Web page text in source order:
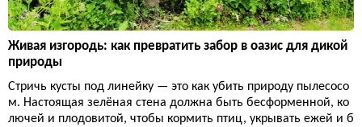
Живая изгородь: как превратить забор в оазис для дикой
природы
Стричь кусты под линейку — это как убить природу пылесосо
м. Настоящая зелёная стена должна быть бесформенной, ко
лючей и плодовитой, чтобы кормить птиц, укрывать ежей и б